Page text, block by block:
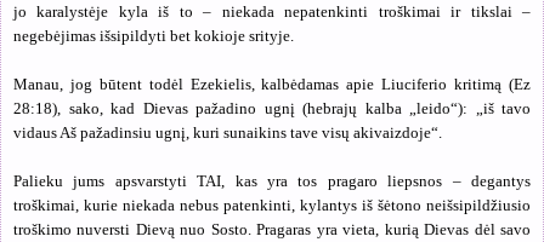
jo karalystėje kyla iš to – niekada nepatenkinti troškimai ir tikslai –
negebėjimas išsipildyti bet kokioje srityje.
Manau, jog būtent todėl Ezekielis, kalbėdamas apie Liuciferio kritimą (Ez
28:18), sako, kad Dievas pažadino ugnį (hebrajų kalba „leido“): „iš tavo
vidaus Aš pažadinsiu ugnį, kuri sunaikins tave visų akivaizdoje“.
Palieku jums apsvarstyti TAI, kas yra tos pragaro liepsnos – degantys
troškimai, kurie niekada nebus patenkinti, kylantys iš šėtono neišsipildžiusio
troškimo nuversti Dievą nuo Sosto. Pragaras yra vieta, kurią Dievas dėl savo